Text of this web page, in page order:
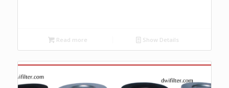
Read more Show Details